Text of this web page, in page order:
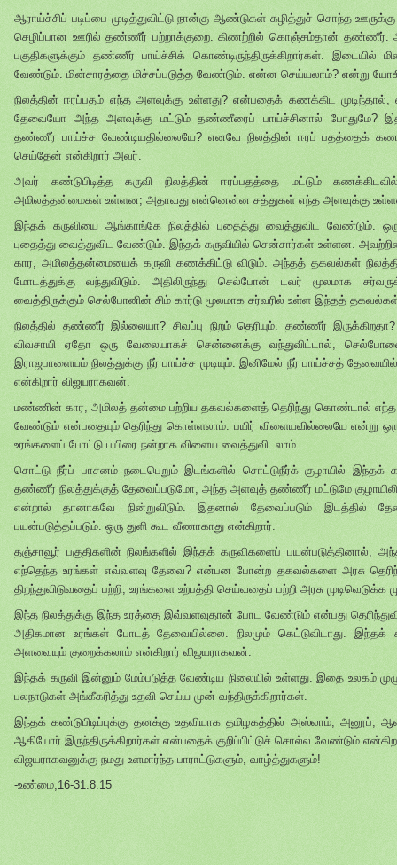
ஆராய்ச்சிப் படிப்பை முடித்துவிட்டு நான்கு ஆண்டுகள் கழித்துச் சொந்த
செழிப்பான ஊரில் தண்ணீர் பற்றாக்குறை. கிணற்றில் கொஞ்சம்தான் தண்ணீர்.
பகுதிகளுக்கும் தண்ணீர் பாய்ச்சிக் கொண்டிருந்திருக்கிறார்கள். இடையில்
வேண்டும். மின்சாரத்தை மிச்சப்படுத்த வேண்டும். என்ன செய்யலாம்? என்று
நிலத்தின் ஈரப்பதம் எந்த அளவுக்கு உள்ளது? என்பதைக் கணக்கிட
தேவையோ அந்த அளவுக்கு மட்டும் தண்ணீரைப் பாய்ச்சினால் போதுமே?
தண்ணீர் பாய்ச்ச வேண்டியதில்லையே? எனவே நிலத்தின் ஈரப் பதத்தைக்
செய்தேன் என்கிறார் அவர்.
அவர் கண்டுபிடித்த கருவி நிலத்தின் ஈரப்பதத்தை மட்டும்
அமிலத்தன்மைகள் உள்ளன; அதாவது என்னென்ன சத்துகள் எந்த அளவுக்கு உள்ளன
இந்தக் கருவியை ஆங்காங்கே நிலத்தில் புதைத்து வைத்துவிட வேண்டும்.
புதைத்து வைத்துவிட வேண்டும். இந்தக் கருவியில் சென்சார்கள் உள்ளன.
கார, அமிலத்தன்மையைக் கருவி கணக்கிட்டு விடும். அந்தத் தகவல்கள்
மோடத்துக்கு வந்துவிடும். அதிலிருந்து செல்போன் டவர் மூலமாக
வைத்திருக்கும் செல்போனின் சிம் கார்டு மூலமாக சர்வரில் உள்ள இந்தத்
நிலத்தில் தண்ணீர் இல்லையா? சிவப்பு நிறம் தெரியும். தண்ணீர் இருக்கிறதா?
விவசாயி ஏதோ ஒரு வேலையாகச் சென்னைக்கு வந்துவிட்டால்,
இராஜபாளையம் நிலத்துக்கு நீர் பாய்ச்ச முடியும். இனிமேல் நீர் பாய்ச்சத்
என்கிறார் விஜயராகவன்.
மண்ணின் கார, அமிலத் தன்மை பற்றிய தகவல்களைத் தெரிந்து கொண்டால் எந்த
வேண்டும் என்பதையும் தெரிந்து கொள்ளலாம். பயிர் விளையவில்லையே என்று
உரங்களைப் போட்டு பயிரை நன்றாக விளைய வைத்துவிடலாம்.
சொட்டு நீர்ப் பாசனம் நடைபெறும் இடங்களில் சொட்டுநீர்க் குழாயில் இந்தக்
தண்ணீர் நிலத்துக்குத் தேவைப்படுமோ, அந்த அளவுத் தண்ணீர் மட்டுமே
என்றால் தானாகவே நின்றுவிடும். இதனால் தேவைப்படும் இடத்தில்
பயன்படுத்தப்படும். ஒரு துளி கூட வீணாகாது என்கிறார்.
தஞ்சாவூர் பகுதிகளின் நிலங்களில் இந்தக் கருவிகளைப் பயன்படுத்தினால்,
எந்தெந்த உரங்கள் எவ்வளவு தேவை? என்பன போன்ற தகவல்களை அரசு
திறந்துவிடுவதைப் பற்றி, உரங்களை உற்பத்தி செய்வதைப் பற்றி அரசு முடிவெடுக்க
இந்த நிலத்துக்கு இந்த உரத்தை இவ்வளவுதான் போட வேண்டும் என்பது
அதிகமான உரங்கள் போடத் தேவையில்லை. நிலமும் கெட்டுவிடாது. இந்தக்
அளவையும் குறைக்கலாம் என்கிறார் விஜயராகவன்.
இந்தக் கருவி இன்னும் மேம்படுத்த வேண்டிய நிலையில் உள்ளது. இதை உலகம்
பலநாடுகள் அங்கீகரித்து உதவி செய்ய முன் வந்திருக்கிறார்கள்.
இந்தக் கண்டுபிடிப்புக்கு தனக்கு உதவியாக தமிழகத்தில் அஸ்லாம், அனூப்,
ஆகியோர் இருந்திருக்கிறார்கள் என்பதைக் குறிப்பிட்டுச் சொல்ல வேண்டும்
விஜயராகவனுக்கு நமது உளமார்ந்த பாராட்டுகளும், வாழ்த்துகளும்!
-உண்மை,16-31.8.15